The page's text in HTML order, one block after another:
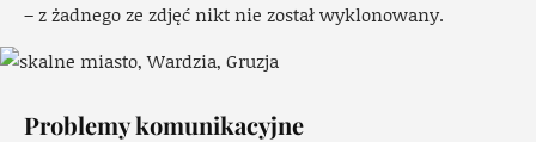
– z żadnego ze zdjęć nikt nie został wyklonowany.
Problemy komunikacyjne